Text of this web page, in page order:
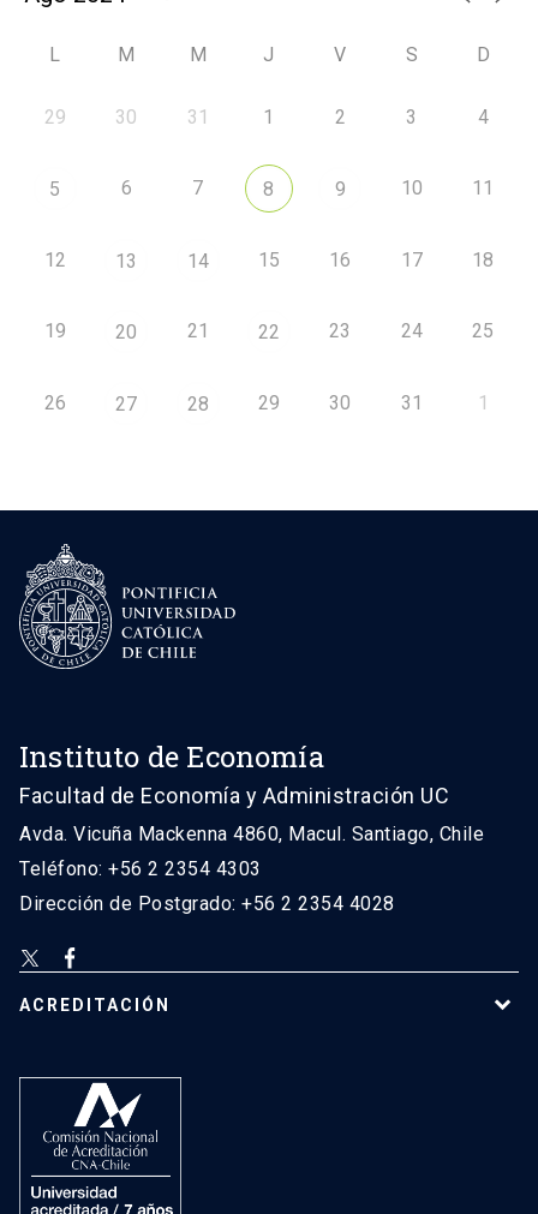
L M M J V S D
29 30 31 1 2 3 4
5 6 7 8 9 10 11
12 13 14 15 16 17 18
19 20 21 22 23 24 25
26 27 28 29 30 31 1
Instituto de Economía
Facultad de Economía y Administración UC
Avda. Vicuña Mackenna 4860, Macul. Santiago, Chile
Teléfono: +56 2 2354 4303
Dirección de Postgrado: +56 2 2354 4028
ACREDITACIÓN